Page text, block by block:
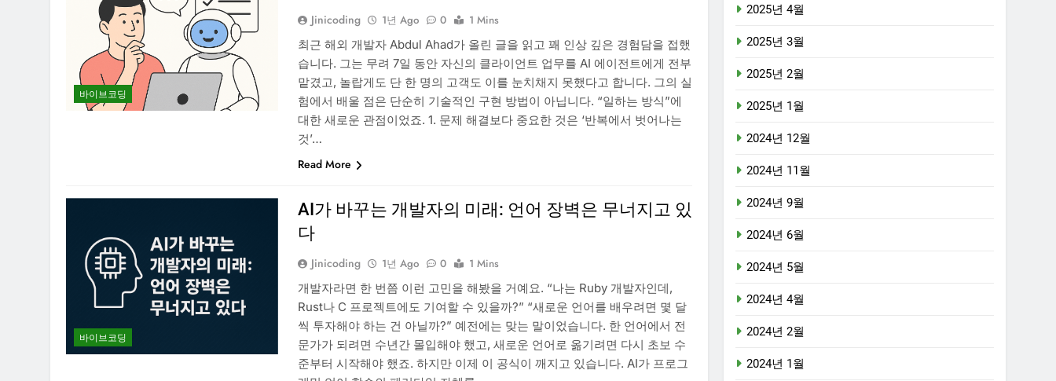
바이브코딩
Jinicoding 1년 Ago 0
1 Mins
최근 해외 개발자 Abdul Ahad가 올린 글을 읽고 꽤 인상 깊은 경험담을 접했
습니다. 그는 무려 7일 동안 자신의 클라이언트 업무를 AI 에이전트에게 전부
맡겼고, 놀랍게도 단 한 명의 고객도 이를 눈치채지 못했다고 합니다. 그의 실
험에서 배울 점은 단순히 기술적인 구현 방법이 아닙니다. “일하는 방식”에
대한 새로운 관점이었죠. 1. 문제 해결보다 중요한 것은 ‘반복에서 벗어나는
것’…
Read More
바이브코딩
AI가 바꾸는 개발자의 미래: 언어 장벽은 무너지고 있
다
Jinicoding 1년 Ago 0
1 Mins
개발자라면 한 번쯤 이런 고민을 해봤을 거예요. “나는 Ruby 개발자인데,
Rust나 C 프로젝트에도 기여할 수 있을까?” “새로운 언어를 배우려면 몇 달
씩 투자해야 하는 건 아닐까?” 예전에는 맞는 말이었습니다. 한 언어에서 전
문가가 되려면 수년간 몰입해야 했고, 새로운 언어로 옮기려면 다시 초보 수
준부터 시작해야 했죠. 하지만 이제 이 공식이 깨지고 있습니다. AI가 프로그
2025년 4월
2025년 3월
2025년 2월
2025년 1월
2024년 12월
2024년 11월
2024년 9월
2024년 6월
2024년 5월
2024년 4월
2024년 2월
2024년 1월